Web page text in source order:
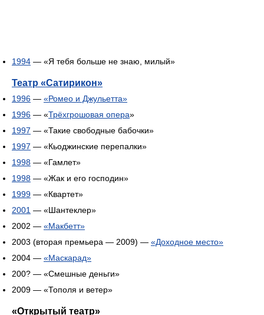
1994 — «Я тебя больше не знаю, милый»
Театр «Сатирикон»
1996 — «Ромео и Джульетта»
1996 — «Трёхгрошовая опера»
1997 — «Такие свободные бабочки»
1997 — «Кьоджинские перепалки»
1998 — «Гамлет»
1998 — «Жак и его господин»
1999 — «Квартет»
2001 — «Шантеклер»
2002 — «Макбетт»
2003 (вторая премьера — 2009) — «Доходное место»
2004 — «Маскарад»
200? — «Смешные деньги»
2009 — «Тополя и ветер»
«Открытый театр»